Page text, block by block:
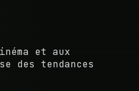
et aux
des tendances